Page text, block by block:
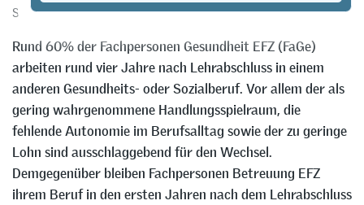
Simone Berwerger,Patrizia Salzmann&Zippora Bührer
Rund 60% der Fachpersonen Gesundheit EFZ (FaGe)
arbeiten rund vier Jahre nach Lehrabschluss in einem
anderen Gesundheits- oder Sozialberuf. Vor allem der als
gering wahrgenommene Handlungsspielraum, die
fehlende Autonomie im Berufsalltag sowie der zu geringe
Lohn sind ausschlaggebend für den Wechsel.
Demgegenüber bleiben Fachpersonen Betreuung EFZ
ihrem Beruf in den ersten Jahren nach dem Lehrabschluss